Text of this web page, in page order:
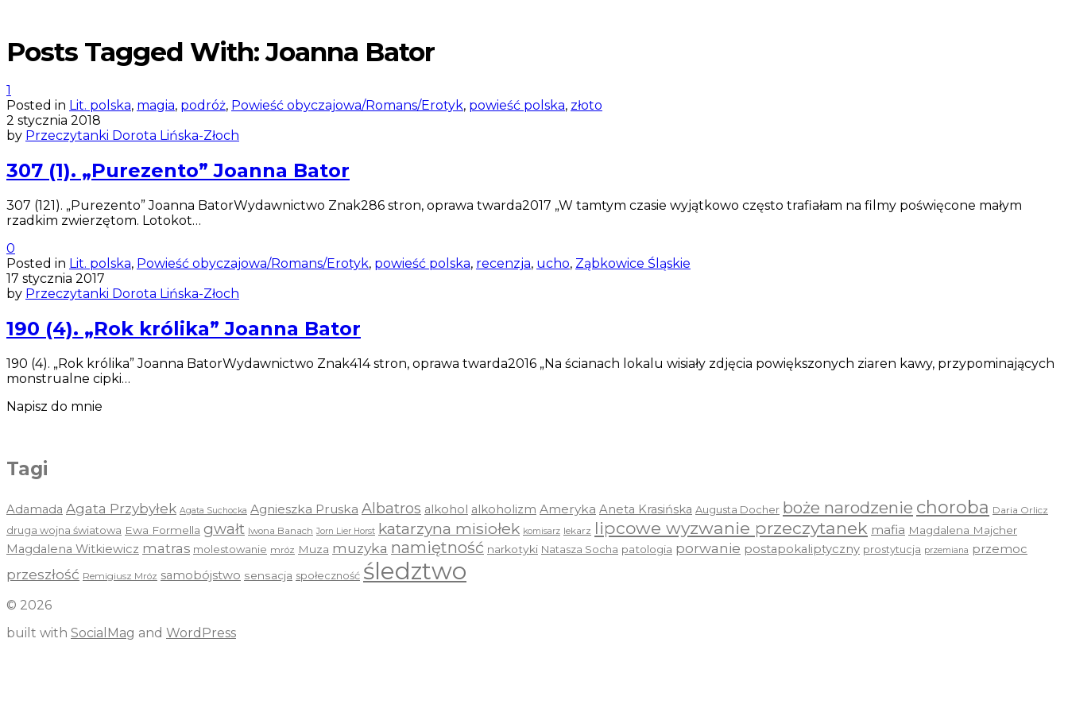
Posts Tagged With: Joanna Bator
1
Posted in Lit. polska, magia, podróż, Powieść obyczajowa/Romans/Erotyk, powieść polska, złoto
2 stycznia 2018
by Przeczytanki Dorota Lińska-Złoch
307 (1). „Purezento” Joanna Bator
307 (121). „Purezento” Joanna BatorWydawnictwo Znak286 stron, oprawa twarda2017 „W tamtym czasie wyjątkowo często trafiałam na filmy poświęcone małym
rzadkim zwierzętom. Lotokot…
0
Posted in Lit. polska, Powieść obyczajowa/Romans/Erotyk, powieść polska, recenzja, ucho, Ząbkowice Śląskie
17 stycznia 2017
by Przeczytanki Dorota Lińska-Złoch
190 (4). „Rok królika” Joanna Bator
190 (4). „Rok królika” Joanna BatorWydawnictwo Znak414 stron, oprawa twarda2016 „Na ścianach lokalu wisiały zdjęcia powiększonych ziaren kawy, przypominających
monstrualne cipki…
Napisz do mnie
Tagi
Adamada Agata Przybyłek Agata Suchocka Agnieszka Pruska Albatros alkohol alkoholizm Ameryka Aneta Krasińska Augusta Docher boże narodzenie choroba Daria Orlicz
druga wojna światowa Ewa Formella gwałt Iwona Banach Jorn Lier Horst katarzyna misiołek komisarz lekarz lipcowe wyzwanie przeczytanek mafia Magdalena Majcher
Magdalena Witkiewicz matras molestowanie mróz Muza muzyka namiętność narkotyki Natasza Socha patologia porwanie postapokaliptyczny prostytucja przemiana przemoc
przeszłość Remigiusz Mróz samobójstwo sensacja społeczność śledztwo
© 2026
built with SocialMag and WordPress